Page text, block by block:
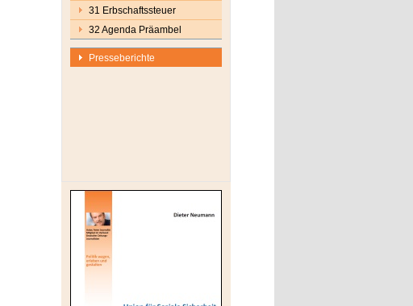
31 Erbschaftssteuer
32 Agenda Präambel
Presseberichte